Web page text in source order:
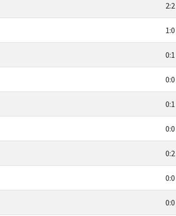
2:2
1:0
0:1
0:0
0:1
0:0
0:2
0:0
0:0